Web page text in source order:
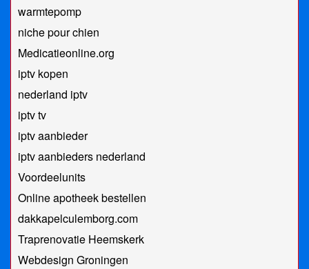
warmtepomp
niche pour chien
Medicatieonline.org
iptv kopen
nederland iptv
iptv tv
iptv aanbieder
iptv aanbieders nederland
Voordeelunits
Online apotheek bestellen
dakkapelculemborg.com
Traprenovatie Heemskerk
Webdesign Groningen